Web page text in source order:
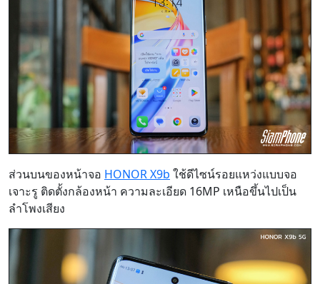
ส่วนบนของหน้าจอ HONOR X9b ใช้ดีไซน์รอยแหว่งแบบจอ
เจาะรู ติดตั้งกล้องหน้า ความละเอียด 16MP เหนือขึ้นไปเป็น
ลำโพงเสียง